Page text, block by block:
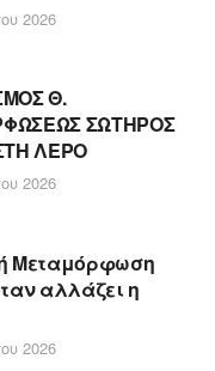
2026
Θ.
ΣΩΤΗΡΟΣ
ΛΕΡΟ
2026
Μεταμόρφωση
αλλάζει η
2026